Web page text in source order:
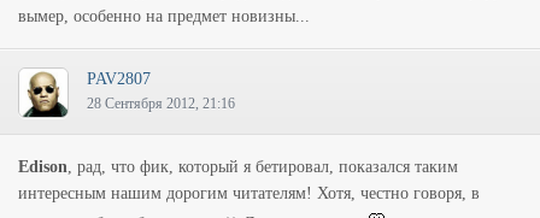
вымер, особенно на предмет новизны...
PAV2807
28 Сентября 2012, 21:16
Edison, рад, что фик, который я бетировал, показался таким
интересным нашим дорогим читателям! Хотя, честно говоря, в